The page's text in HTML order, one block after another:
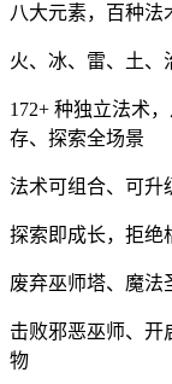
八大元素，百种法
火、冰、雷、土、
172+ 种独立法术
存、探索全场景
法术可组合、可升
探索即成长，拒绝
废弃巫师塔、魔法
击败邪恶巫师、开
物